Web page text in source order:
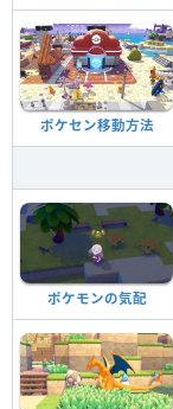
ポケセン移動方法
ポケモンの気配